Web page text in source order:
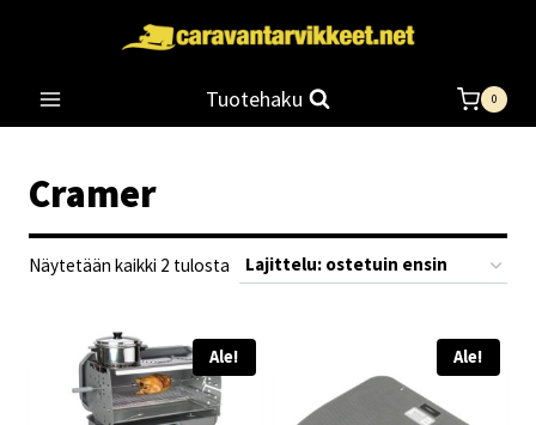
Tuotehaku 0
Cramer
Näytetään kaikki 2 tulosta Suosituimmat
Ale! Ale!